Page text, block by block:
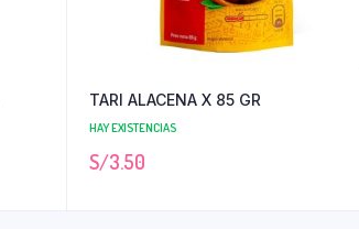
TARI ALACENA X 85 GR
HAY EXISTENCIAS
S/3.50